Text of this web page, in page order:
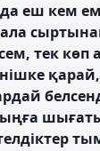
да еш кем
тек көп